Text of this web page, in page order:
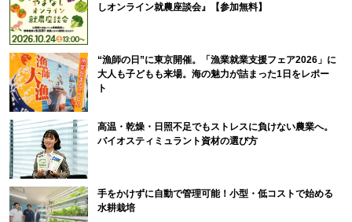
しオンライン就農座談会』【参加無料】
“漁師の日”に東京開催。「漁業就業支援フェア2026」に
大人も子どもも来場。海の魅力が詰まった1日をレポー
ト
高温・乾燥・日照不足でもストレスに負けない農業へ。
バイオスティミュラント資材の選び方
手をかけずに自動で管理可能！小型・低コストで始める
水耕栽培